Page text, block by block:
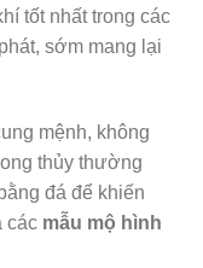
tốt nhất trong các
sớm mang lại
mệnh, không
thủy thường
đá để khiến
các mẫu mộ hình